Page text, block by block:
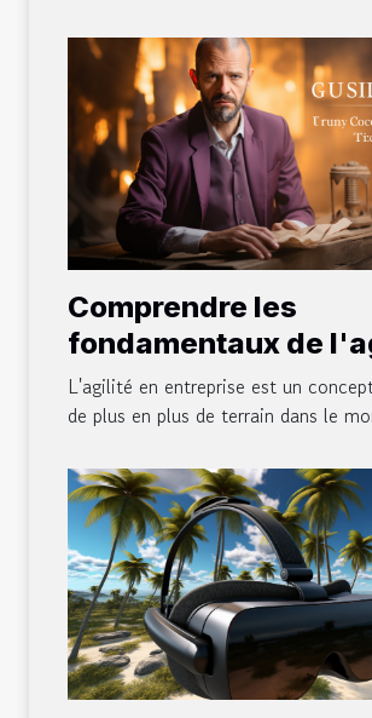
Comprendre les
fondamentaux de
en entreprise
L'agilité en entreprise est un
de plus en plus de terrain dans le